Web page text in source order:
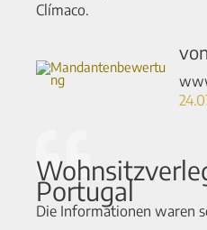
Clímaco.
Portugal
Die Informationen waren